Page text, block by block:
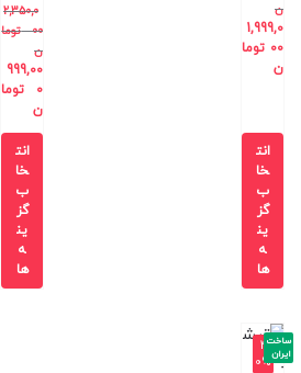
ن
1,999,0
00 توما
ن
انت
خا
ب
گز
ین
ه
ها
2,350,0
00
توما
ن
999,00
0
توما
ن
انت
خا
ب
گز
ین
ه
ها
-4
0%
ساخت
ایران